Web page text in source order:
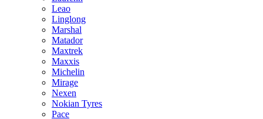
Leao
Linglong
Marshal
Matador
Maxtrek
Maxxis
Michelin
Mirage
Nexen
Nokian Tyres
Pace